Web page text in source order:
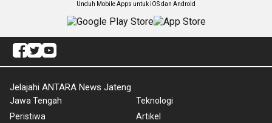
Unduh Mobile Apps untuk iOS dan Android
Jelajahi ANTARA News Jateng
Jawa Tengah
Peristiwa
Teknologi
Artikel